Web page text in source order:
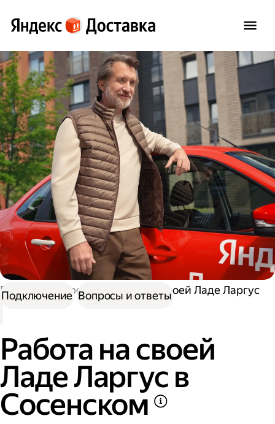
Работа курьером Работа на своей Ладе Ларгус
Работа на своей
Ладе Ларгус в
Сосенском
Подключение Вопросы и ответы